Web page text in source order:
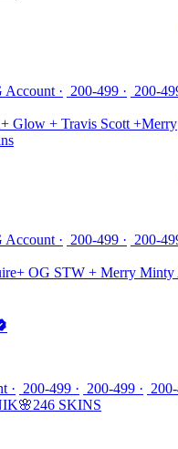
Account 200-499 200-
Glow + Travis Scott +Merry
Account 200-499 200-
OG STW + Merry Minty
200-499 200-499
SKINS